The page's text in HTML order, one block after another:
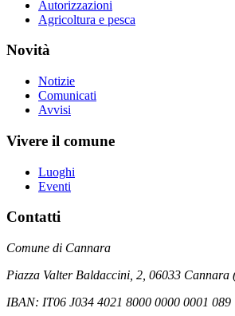
Autorizzazioni
Agricoltura e pesca
Novità
Notizie
Comunicati
Avvisi
Vivere il comune
Luoghi
Eventi
Contatti
Comune di Cannara
Piazza Valter Baldaccini, 2, 06033 Cannara
IBAN: IT06 J034 4021 8000 0000 0001 089